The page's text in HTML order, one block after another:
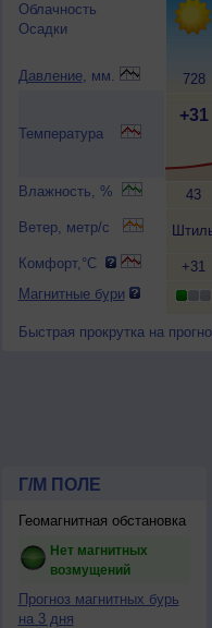
Облачность
Осадки
Давление, мм.
Температура
Влажность, %
Ветер, метр/с
Комфорт,°C
Магнитные бури
728
+31
43
+31
Быстрая прокрутка на
Г/М ПОЛЕ
Геомагнитная обстановка
Нет магнитных
возмущений
Прогноз магнитных бурь
на 3 дня